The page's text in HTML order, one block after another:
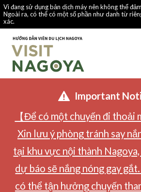
Vì đang sử dụng bản dịch máy nên không thể
Ngoài ra, có thể có một số phần như danh từ
xác.
Important
【Để có một chuyến đi thoải
Xin lưu ý phòng tránh say
tại khu vực nội thành
dự báo sẽ nắng nóng gay
có thể tận hưởng chuyến